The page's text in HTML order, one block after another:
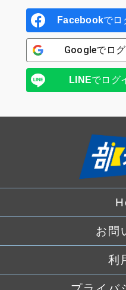
Facebookでロ
Googleでロ
LINEでログ
お問
利